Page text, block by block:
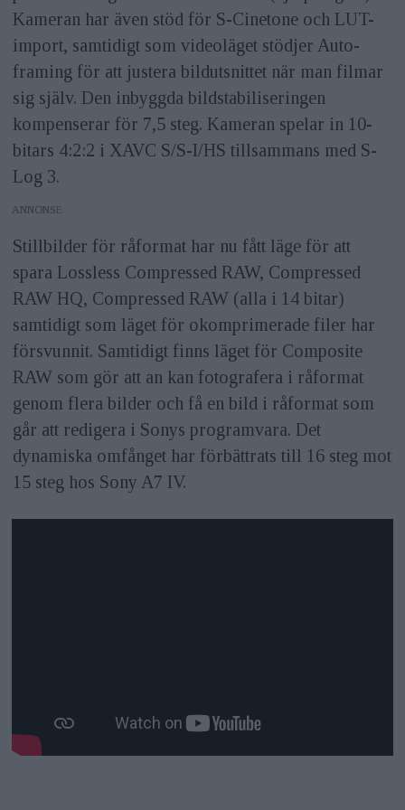
Kameran har även stöd för S-Cinetone och LUT-
import, samtidigt som videoläget stödjer Auto-
framing för att justera bildutsnittet när man filmar
sig själv. Den inbyggda bildstabiliseringen
kompenserar för 7,5 steg. Kameran spelar in 10-
bitars 4:2:2 i XAVC S/S-I/HS tillsammans med S-
Log 3.
ANNONS
Stillbilder för råformat har nu fått läge för att
spara Lossless Compressed RAW, Compressed
RAW HQ, Compressed RAW (alla i 14 bitar)
samtidigt som läget för okomprimerade filer har
försvunnit. Samtidigt finns läget för Composite
RAW som gör att an kan fotografera i råformat
genom flera bilder och få en bild i råformat som
går att redigera i Sonys programvara. Det
dynamiska omfånget har förbättrats till 16 steg mot
15 steg hos Sony A7 IV.